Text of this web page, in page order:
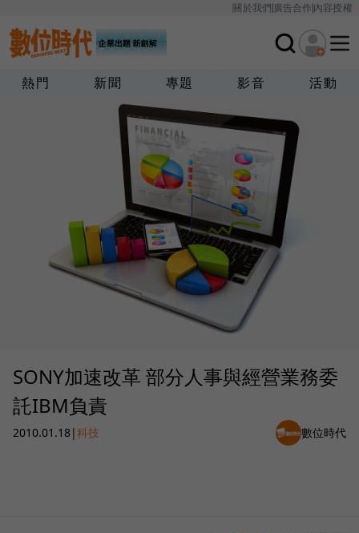
關於我們廣告合作內容授權
熱門 新聞 專題 影音 活動
SONY加速改革 部分人事與經營業務委
託IBM負責
2010.01.18|科技 數位時代